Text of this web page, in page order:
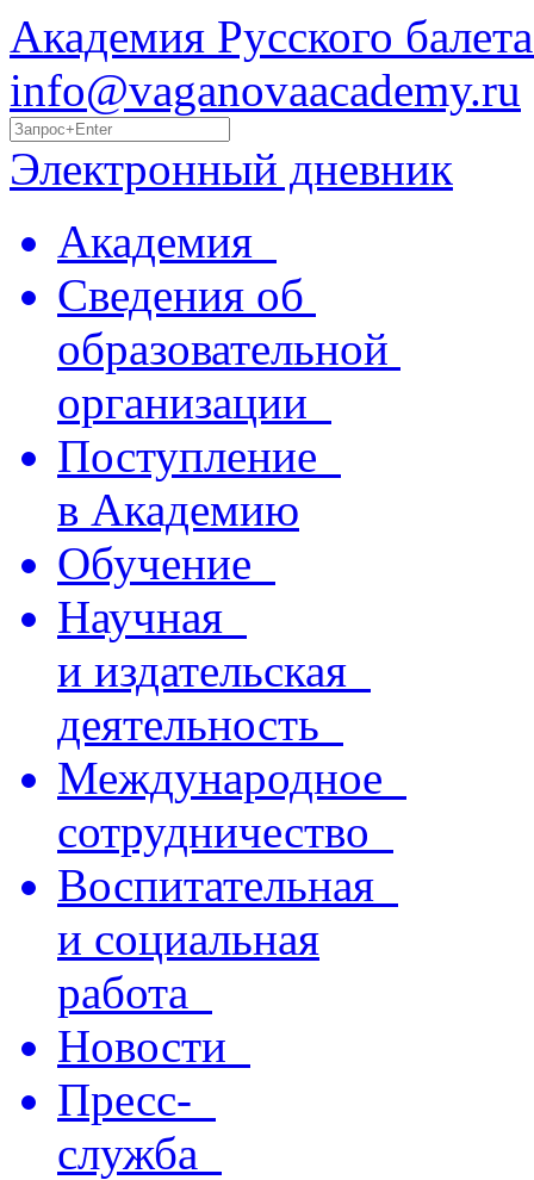
Академия Русского
info@vaganovaacademy.ru
Электронный дневник
Академия
Сведения об
образовательной
организации
Поступление
в Академию
Обучение
Научная
и издательская
деятельность
Международное
сотрудничество
Воспитательная
и социальная
работа
Новости
Пресс-
служба